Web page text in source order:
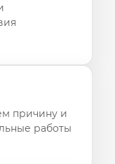
причину и
работы